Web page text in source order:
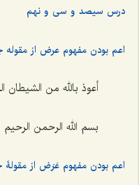
درس سیصد و سی و نهم
اعم بودن مفهوم عرض از مقوله
أعوذ بالله من الشیطان
بسم الله الرحمن الرحیم‌
اعم بودن مفهوم عَرَض از مقولۀ